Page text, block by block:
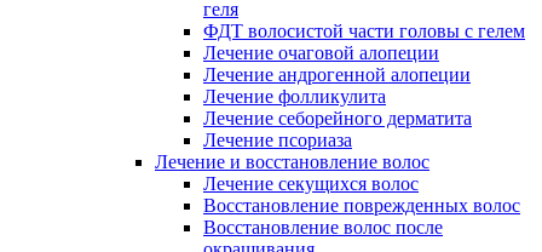
геля
ФДТ волосистой части головы с гелем
Лечение очаговой алопеции
Лечение андрогенной алопеции
Лечение фолликулита
Лечение себорейного дерматита
Лечение псориаза
Лечение и восстановление волос
Лечение секущихся волос
Восстановление поврежденных волос
Восстановление волос после